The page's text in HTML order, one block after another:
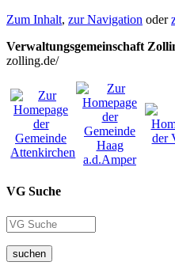
Zum Inhalt, zur Navigation oder
Verwaltungsgemeinschaft
zolling.de/
VG Suche
suchen